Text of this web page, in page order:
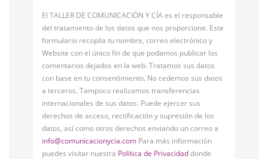
El TALLER DE COMUNICACIÓN Y CÍA es el responsable
del tratamiento de los datos que nos proporcione. Este
formulario recopila tu nombre, correo electrónico y
Website con el único fin de que podamos publicar los
comentarios dejados en la web. Tratamos sus datos
con base en tu consentimiento. No cedemos sus datos
a terceros. Tampoco realizamos transferencias
internacionales de sus datos. Puede ejercer sus
derechos de acceso, rectificación y supresión de los
datos, así como otros derechos enviando un correo a
info@comunicacionycia.com Para más información
puedes visitar nuestra Política de Privacidaddonde